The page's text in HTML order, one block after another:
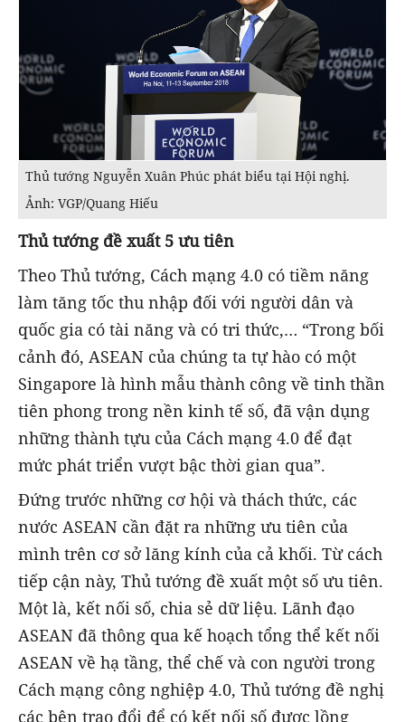
Thủ tướng Nguyễn Xuân Phúc phát biểu tại Hội nghị.
Ảnh: VGP/Quang Hiếu
Thủ tướng đề xuất 5 ưu tiên
Theo Thủ tướng, Cách mạng 4.0 có tiềm năng
làm tăng tốc thu nhập đối với người dân và
quốc gia có tài năng và có tri thức,… “Trong bối
cảnh đó, ASEAN của chúng ta tự hào có một
Singapore là hình mẫu thành công về tinh thần
tiên phong trong nền kinh tế số, đã vận dụng
những thành tựu của Cách mạng 4.0 để đạt
mức phát triển vượt bậc thời gian qua”.
Đứng trước những cơ hội và thách thức, các
nước ASEAN cần đặt ra những ưu tiên của
mình trên cơ sở lăng kính của cả khối. Từ cách
tiếp cận này, Thủ tướng đề xuất một số ưu tiên.
Một là, kết nối số, chia sẻ dữ liệu. Lãnh đạo
ASEAN đã thông qua kế hoạch tổng thể kết nối
ASEAN về hạ tầng, thể chế và con người trong
Cách mạng công nghiệp 4.0, Thủ tướng đề nghị
các bên trao đổi để có kết nối số được lồng